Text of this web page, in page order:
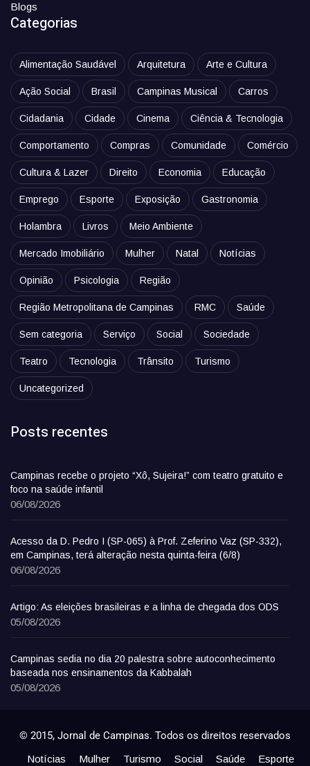
Blogs
Categorias
Alimentação Saudável Arquitetura Arte e Cultura
Ação Social Brasil Campinas Musical Carros
Cidadania Cidade Cinema Ciência & Tecnologia
Comportamento Compras Comunidade Comércio
Cultura & Lazer Direito Economia Educação
Emprego Esporte Exposição Gastronomia
Holambra Livros Meio Ambiente
Mercado Imobiliário Mulher Natal Notícias
Opinião Psicologia Região
Região Metropolitana de Campinas RMC Saúde
Sem categoria Serviço Social Sociedade
Teatro Tecnologia Trânsito Turismo
Uncategorized
Posts recentes
Campinas recebe o projeto “Xô, Sujeira!” com teatro gratuito e
foco na saúde infantil
06/08/2026
Acesso da D. Pedro I (SP-065) à Prof. Zeferino Vaz (SP-332),
em Campinas, terá alteração nesta quinta-feira (6/8)
06/08/2026
Artigo: As eleições brasileiras e a linha de chegada dos ODS
05/08/2026
Campinas sedia no dia 20 palestra sobre autoconhecimento
baseada nos ensinamentos da Kabbalah
05/08/2026
© 2015, Jornal de Campinas. Todos os direitos reservados
Notícias Mulher Turismo Social Saúde
Esporte